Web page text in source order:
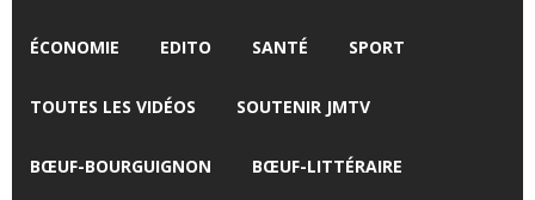
ÉCONOMIE EDITO SANTÉ SPORT
TOUTES LES VIDÉOS SOUTENIR JMTV
BŒUF-BOURGUIGNON BŒUF-LITTÉRAIRE